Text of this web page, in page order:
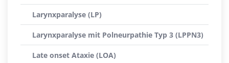
Larynxparalyse (LP)
Larynxparalyse mit Polneurpathie Typ 3 (LPPN3)
Late onset Ataxie (LOA)